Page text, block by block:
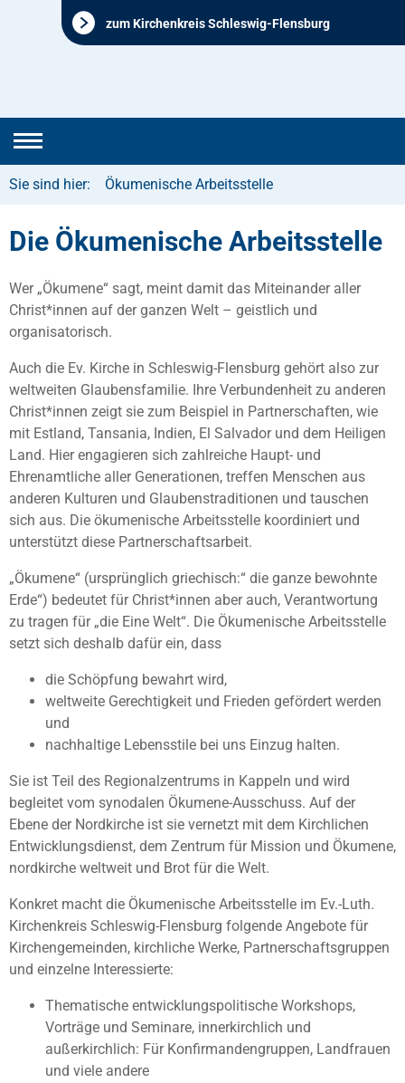
zum Kirchenkreis Schleswig-Flensburg
Sie sind hier: Ökumenische Arbeitsstelle
Die Ökumenische Arbeitsstelle
Wer „Ökumene“ sagt, meint damit das Miteinander aller
Christ*innen auf der ganzen Welt – geistlich und
organisatorisch.
Auch die Ev. Kirche in Schleswig-Flensburg gehört also zur
weltweiten Glaubensfamilie. Ihre Verbundenheit zu anderen
Christ*innen zeigt sie zum Beispiel in Partnerschaften, wie
mit Estland, Tansania, Indien, El Salvador und dem Heiligen
Land. Hier engagieren sich zahlreiche Haupt- und
Ehrenamtliche aller Generationen, treffen Menschen aus
anderen Kulturen und Glaubenstraditionen und tauschen
sich aus. Die ökumenische Arbeitsstelle koordiniert und
unterstützt diese Partnerschaftsarbeit.
„Ökumene“ (ursprünglich griechisch:“ die ganze bewohnte
Erde“) bedeutet für Christ*innen aber auch, Verantwortung
zu tragen für „die Eine Welt“. Die Ökumenische Arbeitsstelle
setzt sich deshalb dafür ein, dass
die Schöpfung bewahrt wird,
weltweite Gerechtigkeit und Frieden gefördert werden
und
nachhaltige Lebensstile bei uns Einzug halten.
Sie ist Teil des Regionalzentrums in Kappeln und wird
begleitet vom synodalen Ökumene-Ausschuss. Auf der
Ebene der Nordkirche ist sie vernetzt mit dem Kirchlichen
Entwicklungsdienst, dem Zentrum für Mission und Ökumene,
nordkirche weltweit und Brot für die Welt.
Konkret macht die Ökumenische Arbeitsstelle im Ev.-Luth.
Kirchenkreis Schleswig-Flensburg folgende Angebote für
Kirchengemeinden, kirchliche Werke, Partnerschaftsgruppen
und einzelne Interessierte:
Thematische entwicklungspolitische Workshops,
Vorträge und Seminare, innerkirchlich und
außerkirchlich: Für Konfirmandengruppen, Landfrauen
und viele andere